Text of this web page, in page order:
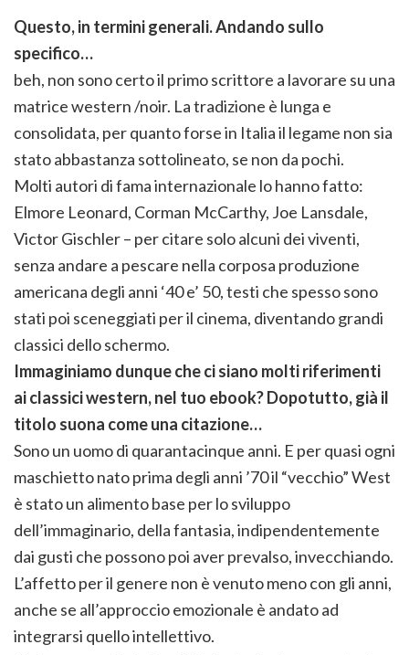
Questo, in termini generali. Andando sullo
specifico…
beh, non sono certo il primo scrittore a lavorare su una
matrice western /noir. La tradizione è lunga e
consolidata, per quanto forse in Italia il legame non sia
stato abbastanza sottolineato, se non da pochi.
Molti autori di fama internazionale lo hanno fatto:
Elmore Leonard, Corman McCarthy, Joe Lansdale,
Victor Gischler – per citare solo alcuni dei viventi,
senza andare a pescare nella corposa produzione
americana degli anni ‘40 e’ 50, testi che spesso sono
stati poi sceneggiati per il cinema, diventando grandi
classici dello schermo.
Immaginiamo dunque che ci siano molti riferimenti
ai classici western, nel tuo ebook? Dopotutto, già il
titolo suona come una citazione…
Sono un uomo di quarantacinque anni. E per quasi ogni
maschietto nato prima degli anni ’70 il “vecchio” West
è stato un alimento base per lo sviluppo
dell’immaginario, della fantasia, indipendentemente
dai gusti che possono poi aver prevalso, invecchiando.
L’affetto per il genere non è venuto meno con gli anni,
anche se all’approccio emozionale è andato ad
integrarsi quello intellettivo.